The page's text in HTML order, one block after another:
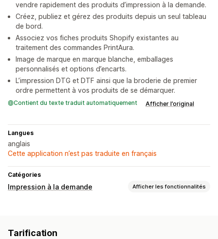
vendre rapidement des produits d’impression à la demande.
Créez, publiez et gérez des produits depuis un seul tableau
de bord.
Associez vos fiches produits Shopify existantes au
traitement des commandes PrintAura.
Image de marque en marque blanche, emballages
personnalisés et options d’encarts.
L’impression DTG et DTF ainsi que la broderie de premier
ordre permettent à vos produits de se démarquer.
Contient du texte traduit automatiquement Afficher l’original
Langues
anglais
Cette application n’est pas traduite en français
Catégories
Impression à la demande Afficher les fonctionnalités
Personnalisation
Tarification